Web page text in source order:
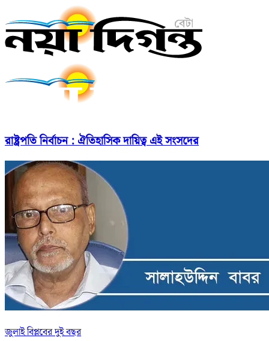
রাষ্ট্রপতি নির্বাচন : ঐতিহাসিক দায়িত্ব এই সংসদের
জুলাই বিপ্লবের দুই বছর